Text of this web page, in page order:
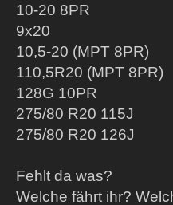
10-20 8PR
9x20
10,5-20 (MPT 8PR)
110,5R20 (MPT 8PR)
128G 10PR
275/80 R20 115J
275/80 R20 126J
Fehlt da was?
Welche fährt ihr?